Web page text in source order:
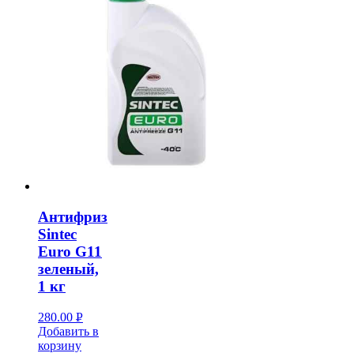
Антифриз
Sintec
Euro G11
зеленый,
1 кг
280.00 Р
УБ.
Добавить в
корзину